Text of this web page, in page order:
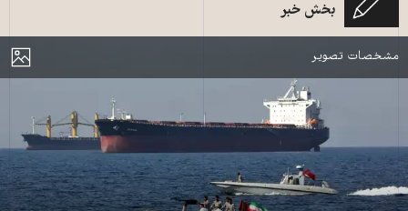
بخش خبر
نمایش
مشخصات تصویر
سربازان ایرانی در تنگه هرمز ـ عکس از خبرگزاری فرانسه